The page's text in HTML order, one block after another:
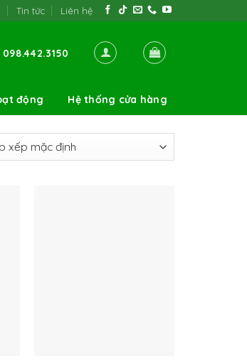
Tin tức Liên hệ
098.442.3150
động Hệ thống cửa hàng